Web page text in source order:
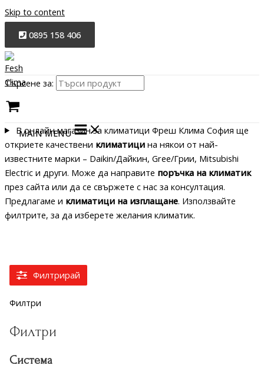
Skip to content
0895 158 406
Търсене за:
MAIN MENU
В онлайн магазин за климатици Фреш Клима София ще
откриете качествени климатици на някои от най-
известните марки – Daikin/Дайкин, Gree/Грии, Mitsubishi
Electric и други. Може да направите поръчка на климатик
през сайта или да се свържете с нас за консултация.
Предлагаме и климатици на изплащане. Използвайте
филтрите, за да изберете желания климатик.
Филтрирай
Филтри
Филтри
Система